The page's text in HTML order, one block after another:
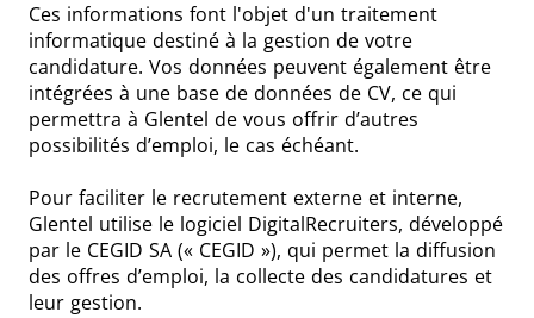
Ces informations font l'objet d'un traitement
informatique destiné à la gestion de votre
candidature. Vos données peuvent également être
intégrées à une base de données de CV, ce qui
permettra à Glentel de vous offrir d’autres
possibilités d’emploi, le cas échéant.
Pour faciliter le recrutement externe et interne,
Glentel utilise le logiciel DigitalRecruiters, développé
par le CEGID SA (« CEGID »), qui permet la diffusion
des offres d’emploi, la collecte des candidatures et
leur gestion.